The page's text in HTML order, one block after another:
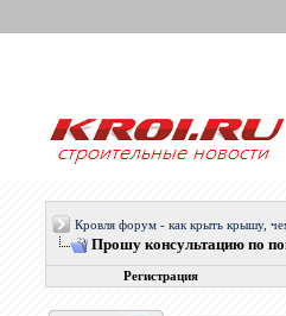
Кровля форум - как крыть крышу,
Прошу консультацию по
Регистрация